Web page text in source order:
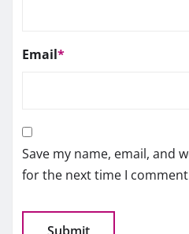
Email*
Save my name, email, and
for the next time I